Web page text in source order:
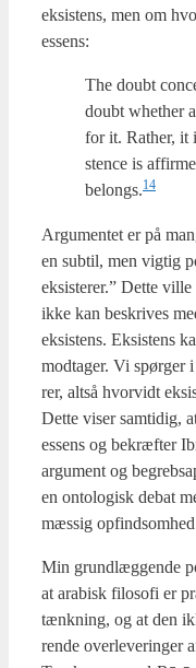
eksi­stens, men om
essens:
The doubt
doubt whet­her
for it. Rat­her, it
sten­ce is
belongs.14
Argu­men­tet er på
en sub­til, men vig­tig
eksi­ste­rer.” Det­te
ikke kan beskri­ves
eksi­stens. Eksi­stens
mod­ta­ger. Vi spør­ger
rer, alt­så hvor­vidt
Det­te viser sam­ti­dig,
essens og bekræf­ter
argu­ment og
en onto­lo­gisk debat
mæs­sig
Min grund­læg­gen­de
at ara­bi­sk filo­so­fi er
tænk­ning, og at den
ren­de over­le­ve­rin­ger